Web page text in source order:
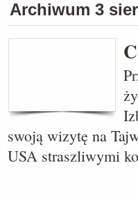
Archiwum 3
swoją wizytę na
USA straszliwymi